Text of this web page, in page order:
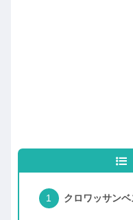
クロワッサン